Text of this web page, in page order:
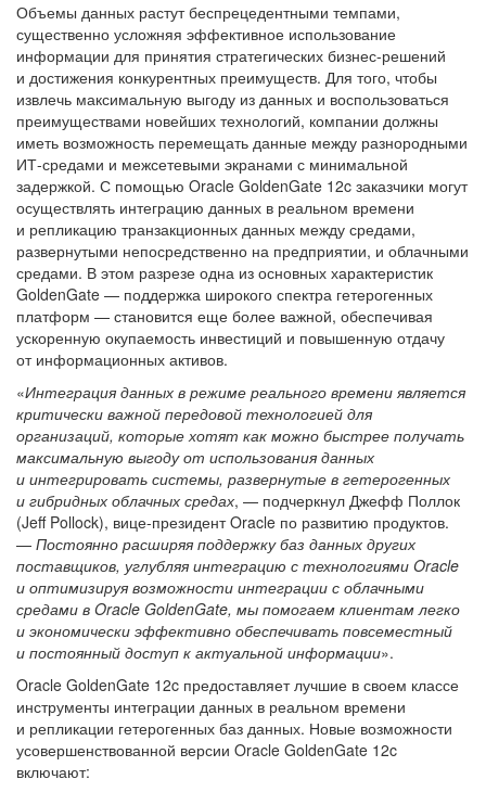
Объемы данных растут беспрецедентными темпами,
существенно усложняя эффективное использование
информации для принятия стратегических бизнес-решений
и достижения конкурентных преимуществ. Для того, чтобы
извлечь максимальную выгоду из данных и воспользоваться
преимуществами новейших технологий, компании должны
иметь возможность перемещать данные между разнородными
ИТ-средами и межсетевыми экранами с минимальной
задержкой. С помощью Oracle GoldenGate 12c заказчики могут
осуществлять интеграцию данных в реальном времени
и репликацию транзакционных данных между средами,
развернутыми непосредственно на предприятии, и облачными
средами. В этом разрезе одна из основных характеристик
GoldenGate — поддержка широкого спектра гетерогенных
платформ — становится еще более важной, обеспечивая
ускоренную окупаемость инвестиций и повышенную отдачу
от информационных активов.
«Интеграция данных в режиме реального времени является
критически важной передовой технологией для
организаций, которые хотят как можно быстрее получать
максимальную выгоду от использования данных
и интегрировать системы, развернутые в гетерогенных
и гибридных облачных средах, — подчеркнул Джефф Поллок
(Jeff Pollock), вице-президент Oracle по развитию продуктов.
— Постоянно расширяя поддержку баз данных других
поставщиков, углубляя интеграцию с технологиями Oracle
и оптимизируя возможности интеграции с облачными
средами в Oracle GoldenGate, мы помогаем клиентам легко
и экономически эффективно обеспечивать повсеместный
и постоянный доступ к актуальной информации».
Oracle GoldenGate 12c предоставляет лучшие в своем классе
инструменты интеграции данных в реальном времени
и репликации гетерогенных баз данных. Новые возможности
усовершенствованной версии Oracle GoldenGate 12c
включают: